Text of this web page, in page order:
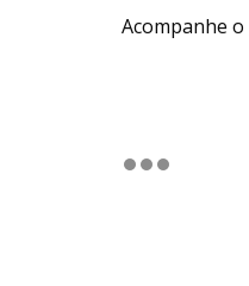
Acompanhe o